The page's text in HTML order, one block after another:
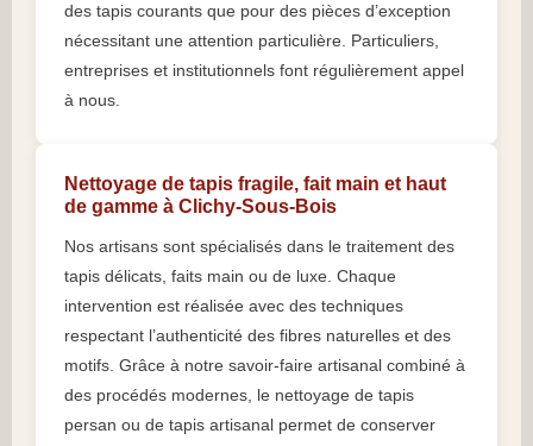
des tapis courants que pour des pièces d’exception
nécessitant une attention particulière. Particuliers,
entreprises et institutionnels font régulièrement appel
à nous.
Nettoyage de tapis fragile, fait main et haut
de gamme à Clichy-Sous-Bois
Nos artisans sont spécialisés dans le traitement des
tapis délicats, faits main ou de luxe. Chaque
intervention est réalisée avec des techniques
respectant l’authenticité des fibres naturelles et des
motifs. Grâce à notre savoir-faire artisanal combiné à
des procédés modernes, le nettoyage de tapis
persan ou de tapis artisanal permet de conserver